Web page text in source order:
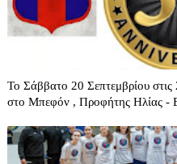
Το Σάββατο 20 Σεπτεμβρίου
στο Μπεφόν , Προφήτης Ηλίας -